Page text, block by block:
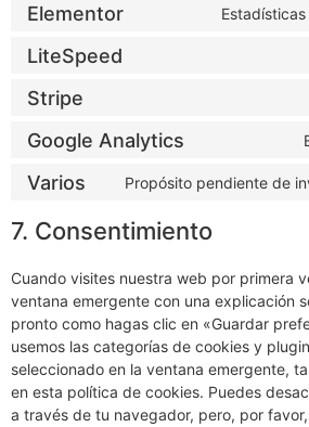
Elementor
LiteSpeed
Stripe
Google Analytics
Varios Propósito pendiente de
7. Consentimiento
Cuando visites nuestra web por primera
ventana emergente con una explicación
pronto como hagas clic en «Guardar
usemos las categorías de cookies y
seleccionado en la ventana emergente,
en esta política de cookies. Puedes
a través de tu navegador, pero, por